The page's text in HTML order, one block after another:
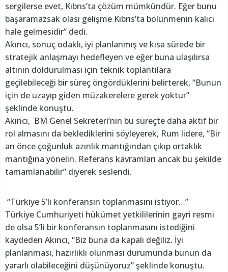
sergilerse evet, Kıbrıs’ta çözüm mümkündür. Eğer bunu
başaramazsak olası gelişme Kıbrıs’ta bölünmenin kalıcı
hale gelmesidir” dedi.
Akıncı, sonuç odaklı, iyi planlanmış ve kısa sürede bir
stratejik anlaşmayı hedefleyen ve eğer buna ulaşılırsa
altının doldurulması için teknik toplantılara
geçilebileceği bir süreç öngördüklerini belirterek, “Bunun
için de uzayıp giden müzakerelere gerek yoktur”
şeklinde konuştu.
Akıncı, BM Genel Sekreteri’nin bu süreçte daha aktif bir
rol almasını da beklediklerini söyleyerek, Rum lidere, “Bir
an önce çoğunluk azınlık mantığından çıkıp ortaklık
mantığına yönelin. Referans kavramları ancak bu şekilde
tamamlanabilir” diyerek seslendi.
“Türkiye 5’li konferansın toplanmasını istiyor…”
Türkiye Cumhuriyeti hükümet yetkililerinin gayri resmi
de olsa 5’li bir konferansın toplanmasını istediğini
kaydeden Akıncı, “Biz buna da kapalı değiliz. İyi
planlanması, hazırlıklı olunması durumunda bunun da
yararlı olabileceğini düşünüyoruz” şeklinde konuştu.